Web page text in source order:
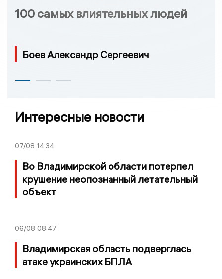
100 самых влиятельных людей
Боев Александр Сергеевич
Интересные новости
07/08 14:34
Во Владимирской области потерпел
крушение неопознанный летательный
объект
06/08 08:47
Владимирская область подверглась
атаке украинских БПЛА